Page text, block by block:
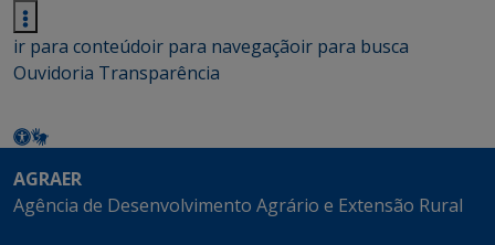
ir para conteúdoir para navegaçãoir para busca
Ouvidoria Transparência
AGRAER
Agência de Desenvolvimento Agrário e Extensão Rural